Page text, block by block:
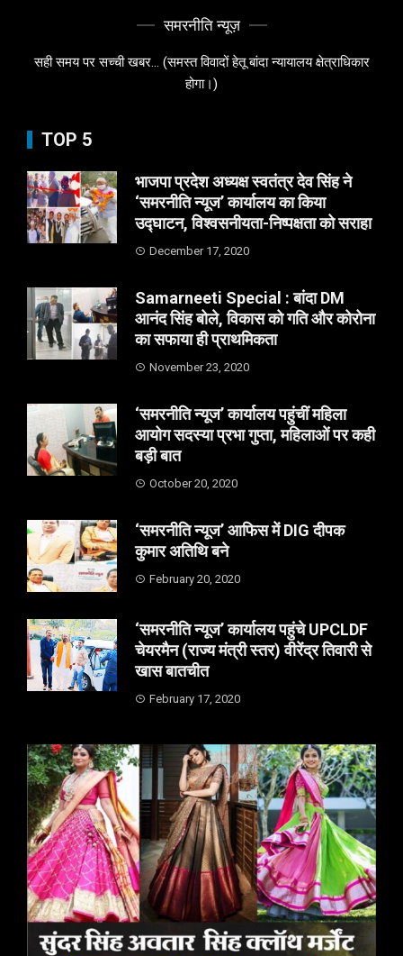
समरनीति न्यूज़
सही समय पर सच्ची खबर... (समस्त विवादों हेतू बांदा न्यायालय क्षेत्राधिकार
होगा।)
TOP 5
भाजपा प्रदेश अध्यक्ष स्वतंत्र देव सिंह ने
‘समरनीति न्यूज’ कार्यालय का किया
उद्घाटन, विश्वसनीयता-निष्पक्षता को सराहा
December 17, 2020
Samarneeti Special : बांदा DM
आनंद सिंह बोले, विकास को गति और कोरोना
का सफाया ही प्राथमिकता
November 23, 2020
‘समरनीति न्यूज’ कार्यालय पहुंचीं महिला
आयोग सदस्या प्रभा गुप्ता, महिलाओं पर कही
बड़ी बात
October 20, 2020
‘समरनीति न्यूज’ आफिस में DIG दीपक
कुमार अतिथि बने
February 20, 2020
‘समरनीति न्यूज’ कार्यालय पहुंचे UPCLDF
चेयरमैन (राज्य मंत्री स्तर) वीरेंद्र तिवारी से
खास बातचीत
February 17, 2020